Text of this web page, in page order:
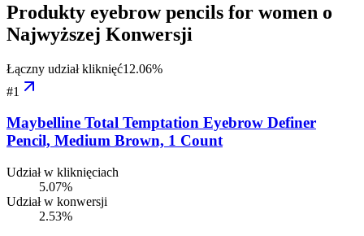
Produkty eyebrow pencils for women o
Najwyższej Konwersji
Łączny udział kliknięć12.06%
#1
Maybelline Total Temptation Eyebrow Definer
Pencil, Medium Brown, 1 Count
Udział w kliknięciach
5.07%
Udział w konwersji
2.53%